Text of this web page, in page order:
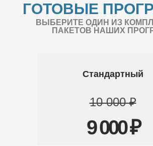
ГОТОВЫЕ
ВЫБЕРИТЕ ОДИН ИЗ
ПАКЕТОВ НАШИХ
Стандартный
10 000 ₽
9 000 ₽